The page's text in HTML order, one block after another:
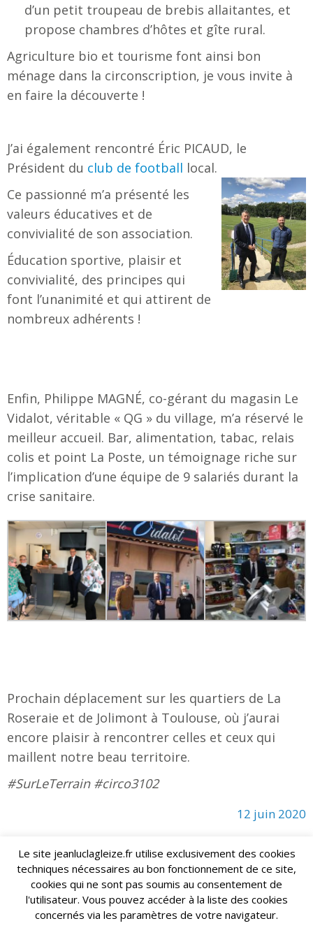
d’un petit troupeau de brebis allaitantes, et
propose chambres d’hôtes et gîte rural.
Agriculture bio et tourisme font ainsi bon
ménage dans la circonscription, je vous invite à
en faire la découverte !
J’ai également rencontré Éric PICAUD, le
Président du club de football local.
Ce passionné m’a présenté les
valeurs éducatives et de
convivialité de son association.
Éducation sportive, plaisir et
convivialité, des principes qui
font l’unanimité et qui attirent de
nombreux adhérents !
Enfin, Philippe MAGNÉ, co-gérant du magasin Le
Vidalot, véritable « QG » du village, m’a réservé le
meilleur accueil. Bar, alimentation, tabac, relais
colis et point La Poste, un témoignage riche sur
l’implication d’une équipe de 9 salariés durant la
crise sanitaire.
Prochain déplacement sur les quartiers de La
Roseraie et de Jolimont à Toulouse, où j’aurai
encore plaisir à rencontrer celles et ceux qui
maillent notre beau territoire.
#SurLeTerrain #circo3102
12 juin 2020
Jean-Luc LAGLEIZE - e-mail : lagleize2024@gmail.com
Mentions Légales- Copyright © 2024. Tous droits réservés.
Le site jeanluclagleize.fr utilise exclusivement des cookies
techniques nécessaires au bon fonctionnement de ce site,
cookies qui ne sont pas soumis au consentement de
l'utilisateur. Vous pouvez accéder à la liste des cookies
concernés via les paramètres de votre navigateur.